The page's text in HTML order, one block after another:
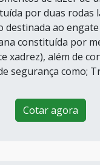
por duas rodas
destinada ao
constituída por
xadrez), além de
segurança como;
Cotar agora